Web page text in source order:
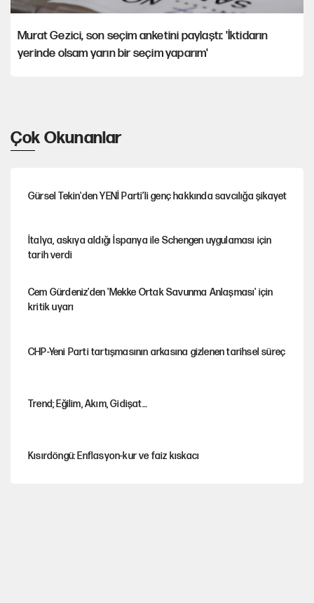
Murat Gezici, son seçim anketini paylaştı: 'İktidarın
yerinde olsam yarın bir seçim yaparım'
Çok Okunanlar
Gürsel Tekin'den YENİ Parti’li genç hakkında savcılığa şikayet
İtalya, askıya aldığı İspanya ile Schengen uygulaması için
tarih verdi
Cem Gürdeniz'den 'Mekke Ortak Savunma Anlaşması' için
kritik uyarı
CHP-Yeni Parti tartışmasının arkasına gizlenen tarihsel süreç
Trend; Eğilim, Akım, Gidişat…
Kısırdöngü: Enflasyon-kur ve faiz kıskacı